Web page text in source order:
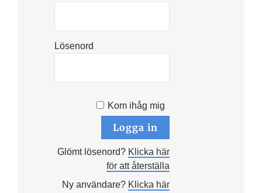
Lösenord
Kom ihåg mig
Glömt lösenord? Klicka här
för att återställa
Ny användare? Klicka här